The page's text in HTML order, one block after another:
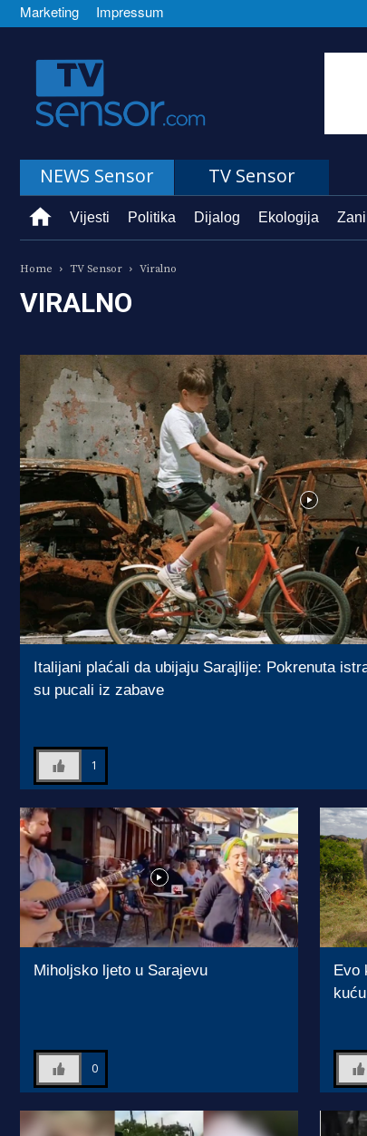
Marketing Impressum
NEWS Sensor TV Sensor
Vijesti Politika Dijalog Ekologija
Home TV Sensor Viralno
VIRALNO
Italijani plaćali da ubijaju Sarajlije: Pokrenuta
su pucali iz zabave
1
Miholjsko ljeto u Sarajevu
0
Evo
kuću